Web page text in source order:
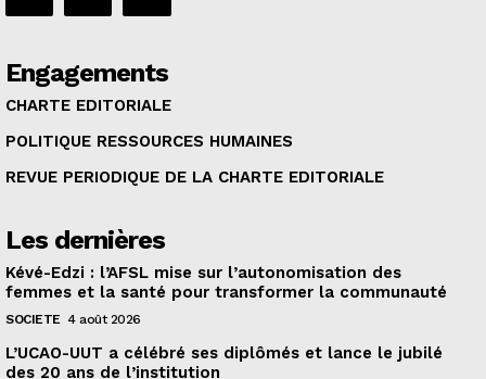
Engagements
CHARTE EDITORIALE
POLITIQUE RESSOURCES HUMAINES
REVUE PERIODIQUE DE LA CHARTE EDITORIALE
Les dernières
Kévé-Edzi : l’AFSL mise sur l’autonomisation des
femmes et la santé pour transformer la communauté
SOCIETE 4 août 2026
L’UCAO-UUT a célébré ses diplômés et lance le jubilé
des 20 ans de l’institution